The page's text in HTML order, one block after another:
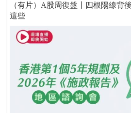
（有片）A股周復盤丨四根陽線
這些